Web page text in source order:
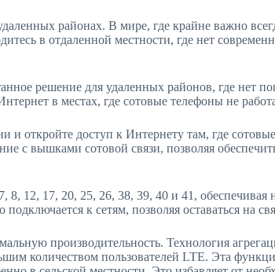
районах. В мире, где крайне важно
в отдаленной местности, где нет
решение для удаленных районов, где нет
в местах, где сотовые телефоны не
откройте доступ к Интернету там, где
с вышками сотовой связи, позволяя
17, 20, 25, 26, 38, 39, 40 и 41, обеспечивая
к сетям, позволяя оставаться на
производительность. Технология
количеством пользователей LTE. Эта